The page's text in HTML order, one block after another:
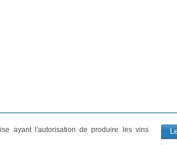
ayant l'autorisation de produire les vins